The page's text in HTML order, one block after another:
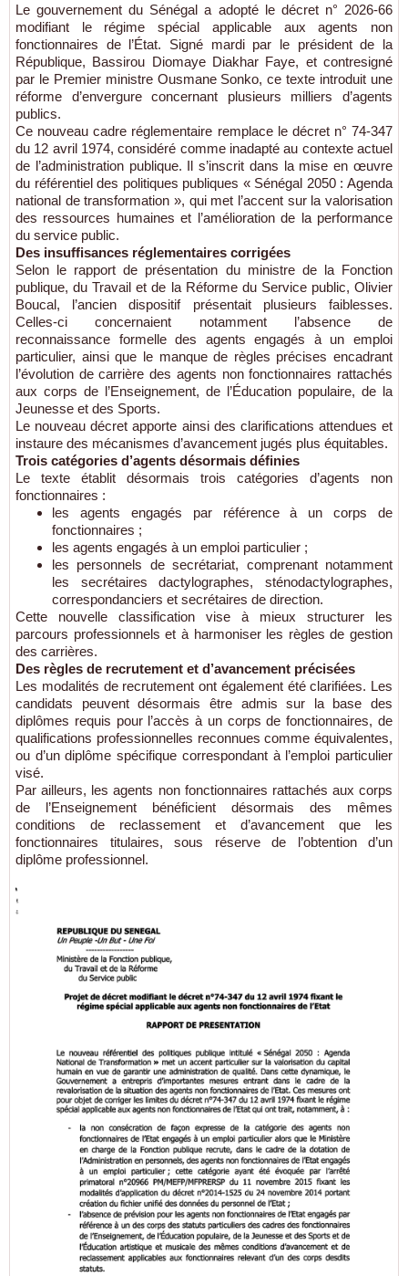
Le gouvernement du Sénégal a adopté le décret n° 2026-66
modifiant le régime spécial applicable aux agents non
fonctionnaires de l’État. Signé mardi par le président de la
République, Bassirou Diomaye Diakhar Faye, et contresigné
par le Premier ministre Ousmane Sonko, ce texte introduit une
réforme d’envergure concernant plusieurs milliers d’agents
publics.
Ce nouveau cadre réglementaire remplace le décret n° 74-347
du 12 avril 1974, considéré comme inadapté au contexte actuel
de l’administration publique. Il s’inscrit dans la mise en œuvre
du référentiel des politiques publiques « Sénégal 2050 : Agenda
national de transformation », qui met l’accent sur la valorisation
des ressources humaines et l’amélioration de la performance
du service public.
Des insuffisances réglementaires corrigées
Selon le rapport de présentation du ministre de la Fonction
publique, du Travail et de la Réforme du Service public, Olivier
Boucal, l’ancien dispositif présentait plusieurs faiblesses.
Celles-ci concernaient notamment l’absence de
reconnaissance formelle des agents engagés à un emploi
particulier, ainsi que le manque de règles précises encadrant
l’évolution de carrière des agents non fonctionnaires rattachés
aux corps de l’Enseignement, de l’Éducation populaire, de la
Jeunesse et des Sports.
Le nouveau décret apporte ainsi des clarifications attendues et
instaure des mécanismes d’avancement jugés plus équitables.
Trois catégories d’agents désormais définies
Le texte établit désormais trois catégories d’agents non
fonctionnaires :
les agents engagés par référence à un corps de
fonctionnaires ;
les agents engagés à un emploi particulier ;
les personnels de secrétariat, comprenant notamment
les secrétaires dactylographes, sténodactylographes,
correspondanciers et secrétaires de direction.
Cette nouvelle classification vise à mieux structurer les
parcours professionnels et à harmoniser les règles de gestion
des carrières.
Des règles de recrutement et d’avancement précisées
Les modalités de recrutement ont également été clarifiées. Les
candidats peuvent désormais être admis sur la base des
diplômes requis pour l’accès à un corps de fonctionnaires, de
qualifications professionnelles reconnues comme équivalentes,
ou d’un diplôme spécifique correspondant à l’emploi particulier
visé.
Par ailleurs, les agents non fonctionnaires rattachés aux corps
de l’Enseignement bénéficient désormais des mêmes
conditions de reclassement et d’avancement que les
fonctionnaires titulaires, sous réserve de l’obtention d’un
diplôme professionnel.